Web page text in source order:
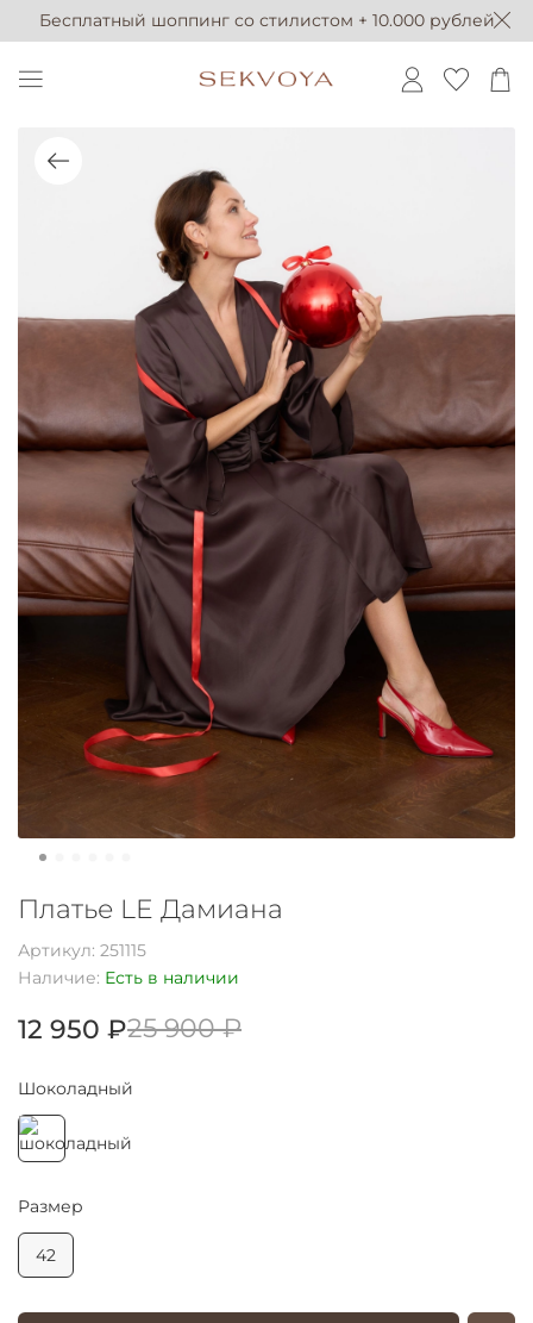
Бесплатный шоппинг со стилистом + 10.000 рублей
Платье LE Дамиана
Артикул: 251115
Наличие: Есть в наличии
25 900 ₽
12 950 ₽
Шоколадный
Размер
42